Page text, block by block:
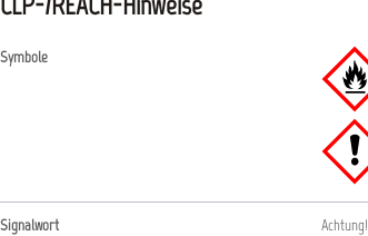
Symbole
Signalwort Achtung!